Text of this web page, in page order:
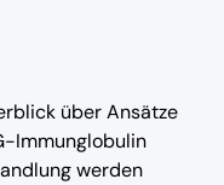
Daten an
über Ansätze
Immunglobulin
werden